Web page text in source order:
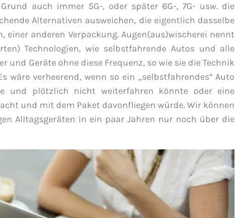
auch immer 5G-, oder später 6G-, 7G- usw. die
Alternativen ausweichen, die eigentlich dasselbe
anderen Verpackung. Augen(aus)wischerei nennt
Technologien, wie selbstfahrende Autos und alle
Geräte ohne diese Frequenz, so wie sie die Technik
verheerend, wenn so ein „selbstfahrendes“ Auto
und plötzlich nicht weiterfahren könnte oder eine
und mit dem Paket davonfliegen würde. Wir können
Alltagsgeräten in ein paar Jahren nur noch über die